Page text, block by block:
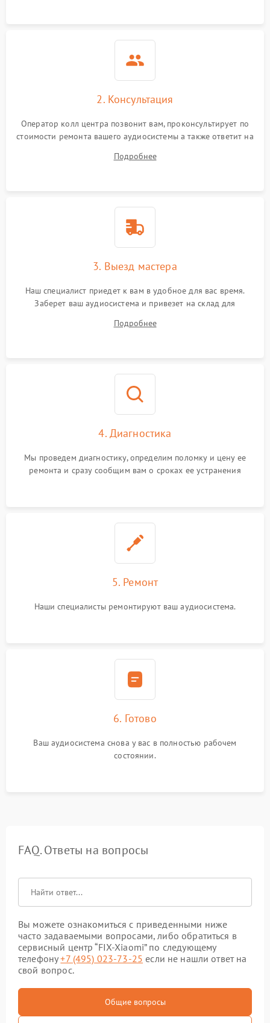
2. Консультация
Оператор колл центра позвонит вам, проконсультирует по
стоимости ремонта вашего аудиосистемы а также ответит на
Подробнее
3. Выезд мастера
Наш специалист приедет к вам в удобное для вас время.
Заберет ваш аудиосистема и привезет на склад для
Подробнее
4. Диагностика
Мы проведем диагностику, определим поломку и цену ее
ремонта и сразу сообщим вам о сроках ее устранения
5. Ремонт
Наши специалисты ремонтируют ваш аудиосистема.
6. Готово
Ваш аудиосистема снова у вас в полностью рабочем
состоянии.
FAQ. Ответы на вопросы
Вы можете ознакомиться с приведенными ниже
часто задаваемыми вопросами, либо обратиться в
сервисный центр “FIX-Xiaomi” по следующему
телефону+7 (495) 023-73-25 если не нашли ответ на
свой вопрос.
Общие вопросы